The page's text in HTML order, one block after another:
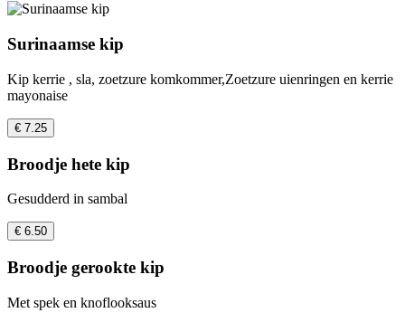
Surinaamse kip
Kip kerrie , sla, zoetzure komkommer,Zoetzure uienringen en kerrie
mayonaise
€ 7.25
Broodje hete kip
Gesudderd in sambal
€ 6.50
Broodje gerookte kip
Met spek en knoflooksaus